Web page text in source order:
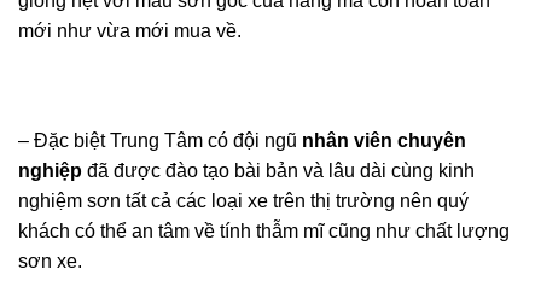
mới như vừa mới mua về.
– Đặc biệt Trung Tâm có đội ngũ nhân viên chuyên
nghiệp đã được đào tạo bài bản và lâu dài cùng kinh
nghiệm sơn tất cả các loại xe trên thị trường nên quý
khách có thể an tâm về tính thẫm mĩ cũng như chất lượng
sơn xe.